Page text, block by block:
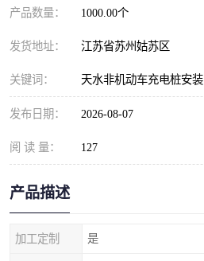
产品数量： 1000.00个
发货地址： 江苏省苏州姑苏区
关键词： 天水非机动车充电桩安装
发布日期： 2026-08-07
阅 读 量： 127
产品描述
加工定制 是